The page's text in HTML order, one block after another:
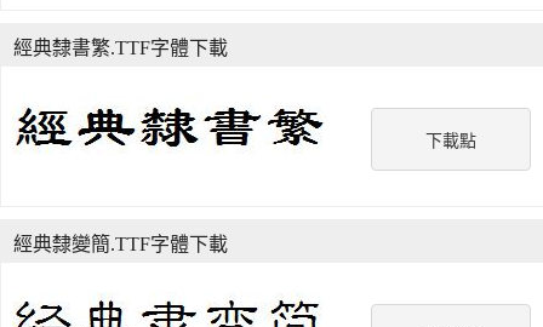
下載點
經典隸書繁.TTF字體下載
經典隸變簡.TTF字體下載